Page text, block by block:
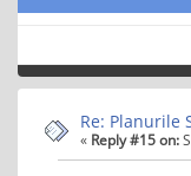
Re: Planurile
« Reply #15 on: